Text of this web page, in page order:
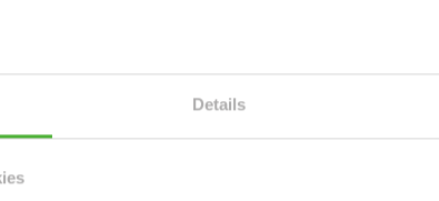
Details
Eigennutzer.
gut geschnittene Schlafzimmer sowie ein
Wohn- und Rückzugsbereiche, die ein
ermöglichen. Laminat- und Fliesenböden